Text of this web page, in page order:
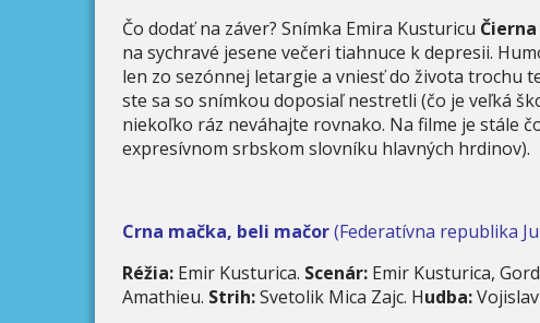
Čo dodať na záver? Snímka Emira Kusturicu
na sychravé jesene večeri tiahnuce k depresii.
len zo sezónnej letargie a vniesť do života trochu
ste sa so snímkou doposiaľ nestretli (čo je veľká
niekoľko ráz neváhajte rovnako. Na filme je stále
expresívnom srbskom slovníku hlavných hrdinov).
Crna mačka, beli mačor(Federatívna republika
Réžia: Emir Kusturica. Scenár: Emir Kusturica,
Amathieu. Strih:Svetolik Mica Zajc. Hudba: